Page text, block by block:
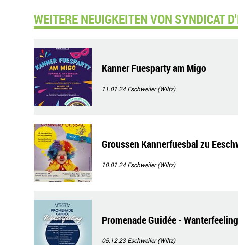
WEITERE NEUIGKEITEN VON SYNDICAT
Kanner Fuesparty am Migo
11.01.24Eschweiler (Wiltz)
Groussen Kannerfuesbal zu
10.01.24Eschweiler (Wiltz)
Promenade Guidée -
05.12.23Eschweiler (Wiltz)